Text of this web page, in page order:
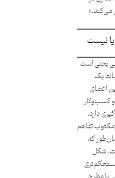
می‌کند.»
نیست
بحثی است
یک
اعضای
و کسب‌وکار
دارد.
تفاهم
که
شکل